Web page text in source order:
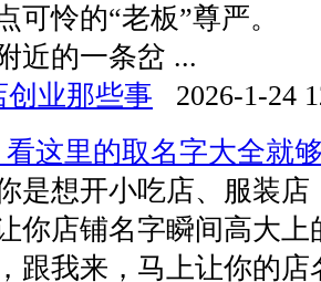
可怜的“老板”尊严
近的一条岔 ...
创业那些事
2026-1-24
这里的取名字大全就
想开小吃店、服装店
你店铺名字瞬间高大上
跟我来，马上让你的店